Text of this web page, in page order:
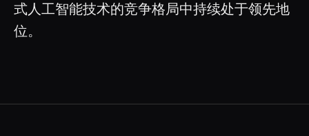
式人工智能技术的竞争格局中持续处于领先地
位。